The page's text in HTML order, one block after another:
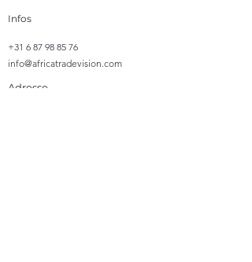
Infos
+31 6 87 98 85 76
info@africatradevision.com
Adresse